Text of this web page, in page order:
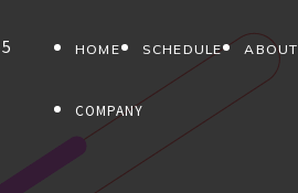
HOME SCHEDULE ABOUT
COMPANY